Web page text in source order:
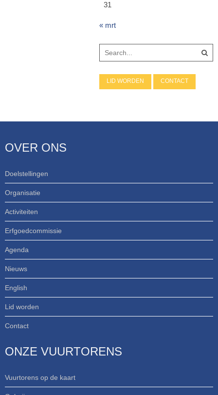
31
« mrt
LID WORDEN CONTACT
OVER ONS
Doelstellingen
Organisatie
Activiteiten
Erfgoedcommissie
Agenda
Nieuws
English
Lid worden
Contact
ONZE VUURTORENS
Vuurtorens op de kaart